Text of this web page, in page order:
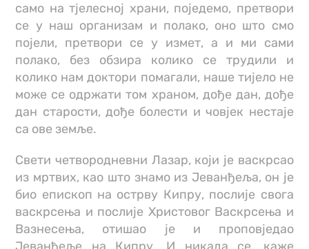
само на тјелесној храни, поједемо, претвори
се у наш организам и полако, оно што смо
појели, претвори се у измет, а и ми сами
полако, без обзира колико се трудили и
колико нам доктори помагали, наше тијело не
може се одржати том храном, дође дан, дође
дан старости, дође болести и човјек нестаје
са ове земље.
Свети четвородневни Лазар, који је васкрсао
из мртвих, као што знамо из Јеванђеља, он је
био епископ на острву Кипру, послије свога
васкрсења и послије Христовог Васкрсења и
Вазнесења, отишао је и проповједао